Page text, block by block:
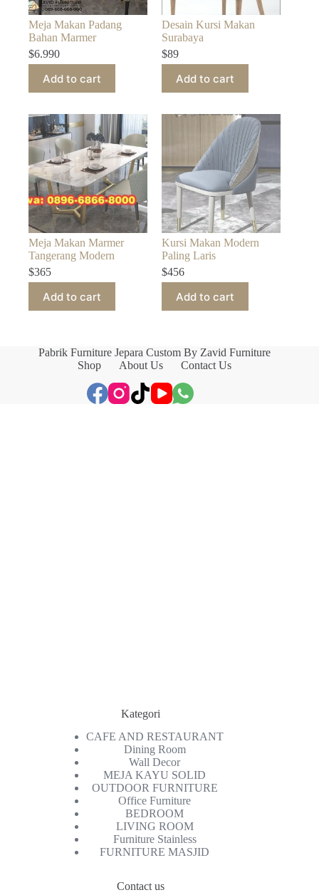
Meja Makan Padang
Bahan Marmer
$6.990
Add to cart
Desain Kursi Makan
Surabaya
$89
Add to cart
Meja Makan Marmer
Tangerang Modern
$365
Add to cart
Kursi Makan Modern
Paling Laris
$456
Add to cart
Pabrik Furniture Jepara Custom By Zavid Furniture
Shop
About Us Contact Us
Kategori
CAFE AND RESTAURANT
Dining Room
Wall Decor
MEJA KAYU SOLID
OUTDOOR FURNITURE
Office Furniture
BEDROOM
LIVING ROOM
Furniture Stainless
FURNITURE MASJID
Contact us